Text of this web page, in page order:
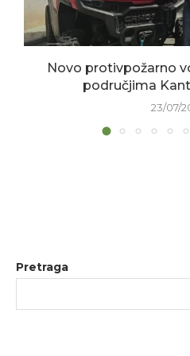
Novo protivpožarno
područjima
23/07/
Pretraga